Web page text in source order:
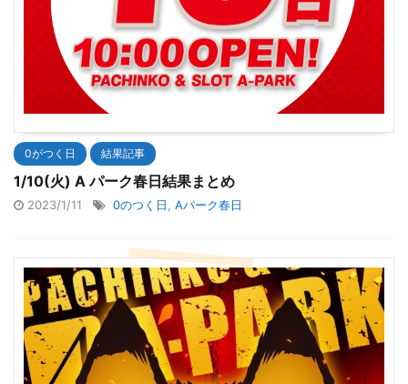
0がつく日 結果記事
1/10(火) A パーク春日結果まとめ
2023/1/11 0のつく日 Aパーク春日